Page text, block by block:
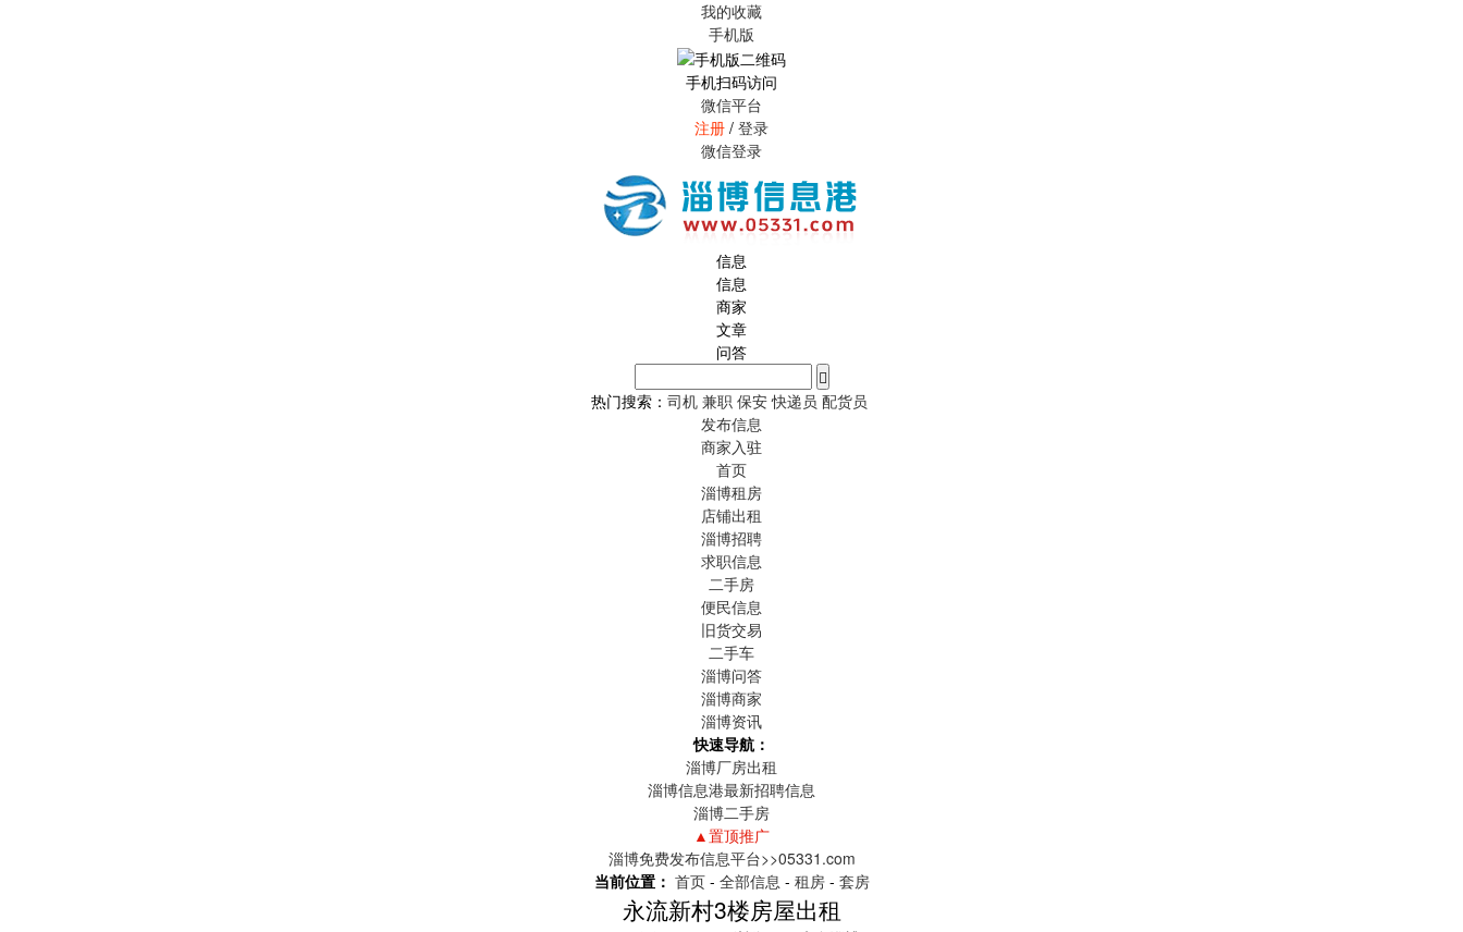
我的收藏
手机版
手机扫码访问
微信平台
注册 / 登录
微信登录
信息
信息
商家
文章
问答
热门搜索： 司机 兼职 保安 快递员 配货员
发布信息
商家入驻
首页
淄博租房
店铺出租
淄博招聘
求职信息
二手房
便民信息
旧货交易
二手车
淄博问答
淄博商家
淄博资讯
快速导航：
淄博厂房出租
淄博信息港最新招聘信息
淄博二手房
▲置顶推广
淄博免费发布信息平台>>05331.com
当前位置： 首页- 全部信息 - 租房- 套房
永流新村3楼房屋出租